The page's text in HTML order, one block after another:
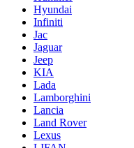
Hyundai
Infiniti
Jac
Jaguar
Jeep
KIA
Lada
Lamborghini
Lancia
Land Rover
Lexus